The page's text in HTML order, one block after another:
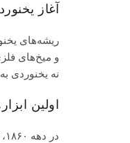
آغاز
ریشه‌های
و میخ‌های
نه یخنوردی
اولین
در دهه ۱۸۶۰، کوهنوردان آلپ برای صعود از قله‌های بلند از تبر یخی بلند و کرامپون‌های اولیه استفاده کردند.